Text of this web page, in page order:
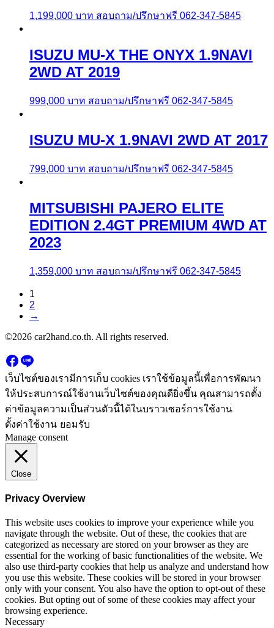
1,199,000 บาท สอบถาม/ปรึกษาฟรี 062-347-5845
ISUZU MU-X THE ONYX 1.9NAVI
2WD AT 2019
999,000 บาท สอบถาม/ปรึกษาฟรี 062-347-5845
ISUZU MU-X 1.9NAVI 2WD AT 2017
799,000 บาท สอบถาม/ปรึกษาฟรี 062-347-5845
MITSUBISHI PAJERO ELITE
EDITION 2.4GT PREMIUM 4WD AT
2023
1,359,000 บาท สอบถาม/ปรึกษาฟรี 062-347-5845
1
2
→
©2026 car2hand.co.th. All rights reserved.
เว็บไซต์ของเรามีการเก็บ cookies เราใช้ข้อมูลนี้เพื่อการพัฒนา
ให้ประสบการณ์ใช้งานเว็บไซต์ของคุณดียิ่งขึ้น คุณสามารถตั้ง
ค่าข้อมูลความเป็นส่วนตัวนี้ได้ในบราวเซอร์การใช้งาน
ตั้งค่าใช้งาน ยอมรับ
Manage consent
Close
Privacy Overview
This website uses cookies to improve your experience while you
navigate through the website. Out of these, the cookies that are
categorized as necessary are stored on your browser as they are
essential for the working of basic functionalities of the website. We
also use third-party cookies that help us analyze and understand how
you use this website. These cookies will be stored in your browser
only with your consent. You also have the option to opt-out of these
cookies. But opting out of some of these cookies may affect your
browsing experience.
Necessary